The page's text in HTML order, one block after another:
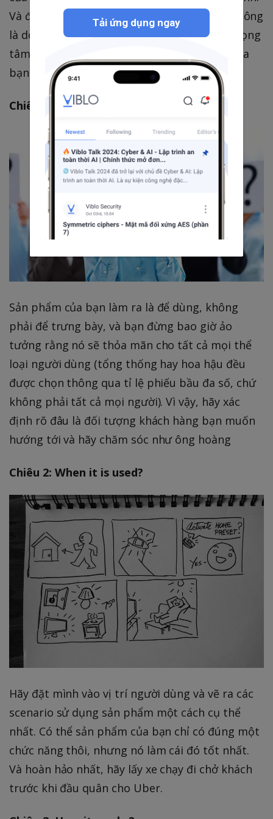
Và đây là cách giải quyết của tôi, thử hoặc không
là do bạn, who care  Khẩu quyết: Hãy đặt trọng
tâm vào người dùng, và hãy nếm thử món của
bạn trước khi ném ra
Chiêu 1: Who is Ohw?
Sản phẩm của bạn làm ra là để dùng, không
phải để trưng bày, và bạn đừng bao giờ ảo
tưởng rằng nó sẽ thỏa mãn cho tất cả mọi thể
loại người dùng (tổng thống hay hoa hậu đều
được chọn thông qua tỉ lệ phiếu bầu đa số, chứ
không phải tất cả mọi người). Vì vậy, hãy xác
định rõ đâu là đối tượng khách hàng bạn muốn
hướng tới và hãy chăm sóc như ông hoàng
Chiêu 2: When it is used?
Hãy đặt mình vào vị trí người dùng và vẽ ra các
scenario sử dụng sản phẩm một cách cụ thể
nhất. Có thể sản phẩm của bạn chỉ có đúng một
chức năng thôi, nhưng nó làm cái đó tốt nhất.
Và hoàn hảo nhất, hãy lấy xe chạy đi chở khách
trước khi đầu quân cho Uber.
Tải ứng dụng ngay